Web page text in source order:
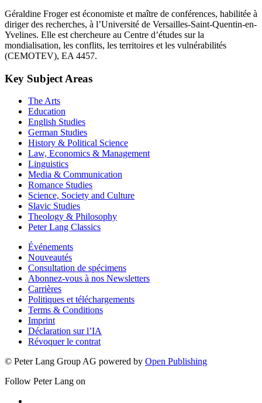
Géraldine Froger est économiste et maître de conférences, habilitée à
diriger des recherches, à l’Université de Versailles-Saint-Quentin-en-
Yvelines. Elle est chercheure au Centre d’études sur la
mondialisation, les conflits, les territoires et les vulnérabilités
(CEMOTEV), EA 4457.
Key Subject Areas
The Arts
Education
English Studies
German Studies
History & Political Science
Law, Economics & Management
Linguistics
Media & Communication
Romance Studies
Science, Society and Culture
Slavic Studies
Theology & Philosophy
Peter Lang Classics
Événements
Nouveautés
Consultation de spécimens
Abonnez-vous à nos Newsletters
Carrières
Politiques et téléchargements
Terms & Conditions
Imprint
Déclaration sur l’IA
Révoquer le contrat
© Peter Lang Group AG powered by Open Publishing
Follow Peter Lang on